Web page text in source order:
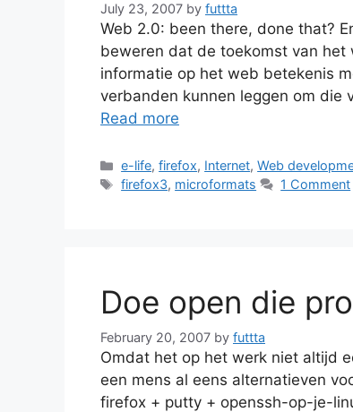
July 23, 2007 by futtta
Web 2.0: been there, done that?
beweren dat de toekomst van het
informatie op het web betekenis
verbanden kunnen leggen om die
Read more
Categories
e-life,firefox, Internet,Web
Tags
firefox3, microformats 1 Comment
Doe open die
February 20, 2007 by futtta
Omdat het op het werk niet altijd
een mens al eens alternatieven
firefox + putty + openssh-op-je-